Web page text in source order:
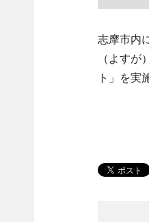
志摩市内
（よす
ト」を実